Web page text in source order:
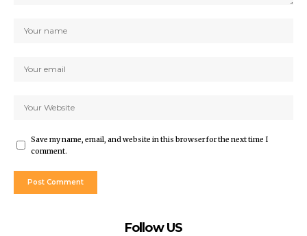
Save my name, email, and website in this browser for the next time I
comment.
Follow US